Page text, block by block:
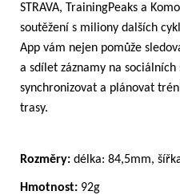
STRAVA, TrainingPeaks a
soutěžení s miliony dalších
App vám nejen pomůže
a sdílet záznamy na
synchronizovat a plánovat
trasy.
Rozměry: délka: 84,5mm,
Hmotnost: 92g